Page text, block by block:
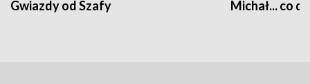
Gwiazdy od Szafy Michał... co